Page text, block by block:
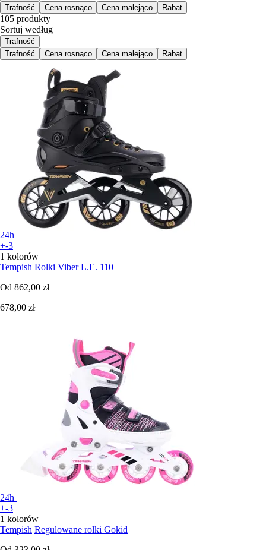
Trafność
Cena rosnąco Cena malejąco Rabat
105 produkty
Sortuj według
Trafność
Trafność
Cena rosnąco Cena malejąco Rabat
24h
+-3
1 kolorów
Tempish Rolki Viber L.E. 110
Od 862,00 zł
678,00 zł
24h
+-3
1 kolorów
Tempish Regulowane rolki Gokid